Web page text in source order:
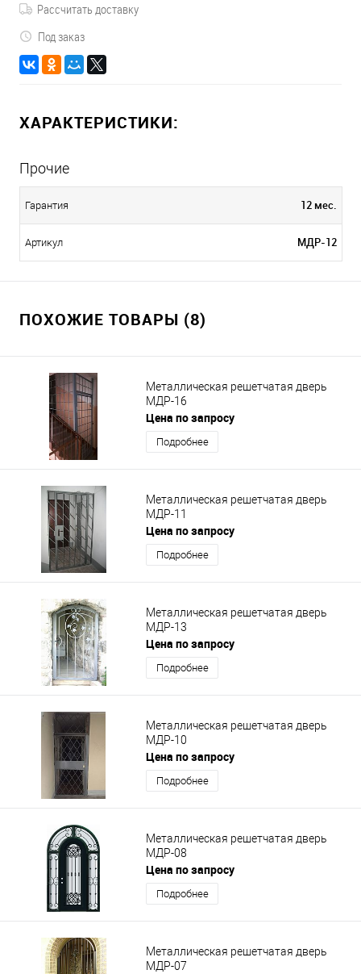
Рассчитать доставку
Под заказ
ХАРАКТЕРИСТИКИ:
Прочие
Гарантия 12 мес.
Артикул МДР-12
ПОХОЖИЕ ТОВАРЫ (8)
Металлическая решетчатая дверь
МДР-16
Цена по запросу
Подробнее
Металлическая решетчатая дверь
МДР-11
Цена по запросу
Подробнее
Металлическая решетчатая дверь
МДР-13
Цена по запросу
Подробнее
Металлическая решетчатая дверь
МДР-10
Цена по запросу
Подробнее
Металлическая решетчатая дверь
МДР-08
Цена по запросу
Подробнее
Металлическая решетчатая дверь
МДР-07